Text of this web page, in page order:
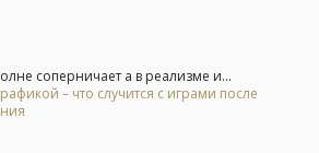
соперничает а в реализме и...
– что случится с играми после